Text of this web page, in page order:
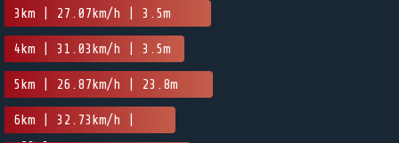
3km | 27.07km/h | 3.5m
4km | 31.03km/h | 3.5m
5km | 26.87km/h | 23.8m
6km | 32.73km/h |